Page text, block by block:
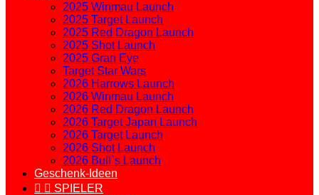
2025 Winmau Launch
2025 Target Launch
2025 Red Dragon Launch
2025 Shot Launch
2025 Gran Eye
Target Star Wars
2026 Harrows Launch
2026 Winmau Launch
2026 Red Dragon Launch
2026 Target Japan Launch
2026 Target Launch
2026 Shot Launch
2026 Bull`s Launch
Geschenk-Ideen
  SPIELER